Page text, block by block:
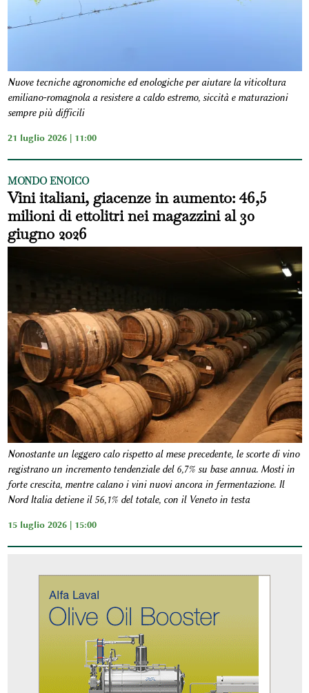
Nuove tecniche agronomiche ed enologiche per aiutare la viticoltura
emiliano-romagnola a resistere a caldo estremo, siccità e maturazioni
sempre più difficili
21 luglio 2026 | 11:00
MONDO ENOICO
Vini italiani, giacenze in aumento: 46,5
milioni di ettolitri nei magazzini al 30
giugno 2026
Nonostante un leggero calo rispetto al mese precedente, le scorte di vino
registrano un incremento tendenziale del 6,7% su base annua. Mosti in
forte crescita, mentre calano i vini nuovi ancora in fermentazione. Il
Nord Italia detiene il 56,1% del totale, con il Veneto in testa
15 luglio 2026 | 15:00